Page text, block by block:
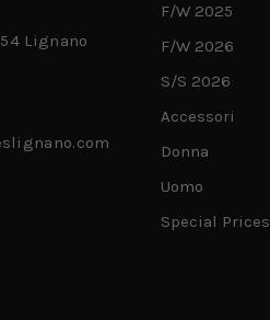
Lignano
F/W 2025
F/W 2026
S/S 2026
Accessori
Donna
Uomo
Special Prices